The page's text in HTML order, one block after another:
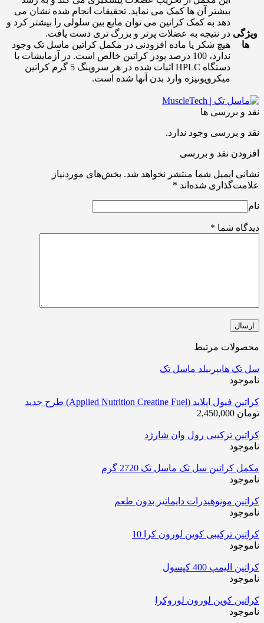
ویژگی
ها
بیشتر آن ها کمک می نماید. تحقیقات انجام شده نشان می
دهد به کمک کراتین می توان مایع بین سلولی را بیشتر کرد و
در نتیجه به عضلات پرتر و بزرگ تری دست یافت.
هیچ شکر یا ماده افزودنی در مکمل کراتین ماسل تک وجود
ندارد، 100 درصد پودر کراتین خالص است. در آزمایشات با
دستگاه HPLC اثبات شده در هر سروینگ 5 گرم کراتین
میکرویونیزه وارد بدن آنها شده است.
نقد و بررسی ها
نقد و بررسی وجود ندارد.
افزودن نفد و بررسی
نشانی ایمیل شما منتشر نخواهد شد. بخش‌های موردنیاز
علامت‌گذاری شده‌اند *
نام
دیدگاه شما *
محصولات مرتبط
سل تک هایپربیلد ماسل تک
ناموجود
کراتین فیول اپلاید (Applied Nutrition Creatine Fuel) طرح جدید
تومان
کراتین ترکیبی رول وان شارژد
ناموجود
مکمل کراتین سل تک ماسل تک 2720 گرم
ناموجود
کراتین مونوهیدرات دایماتیز بدون طعم
ناموجود
کراتین ترکیبی کوین لورون کرا 10
ناموجود
کراتین الیمپ 400 کپسول
ناموجود
کراتین کوین لورون لوروکرا
ناموجود